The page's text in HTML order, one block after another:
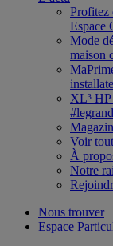
Profitez
Espace
Mode
maison
XL³ HP
Voir tout
À
Notre
Nous trouver
Espace